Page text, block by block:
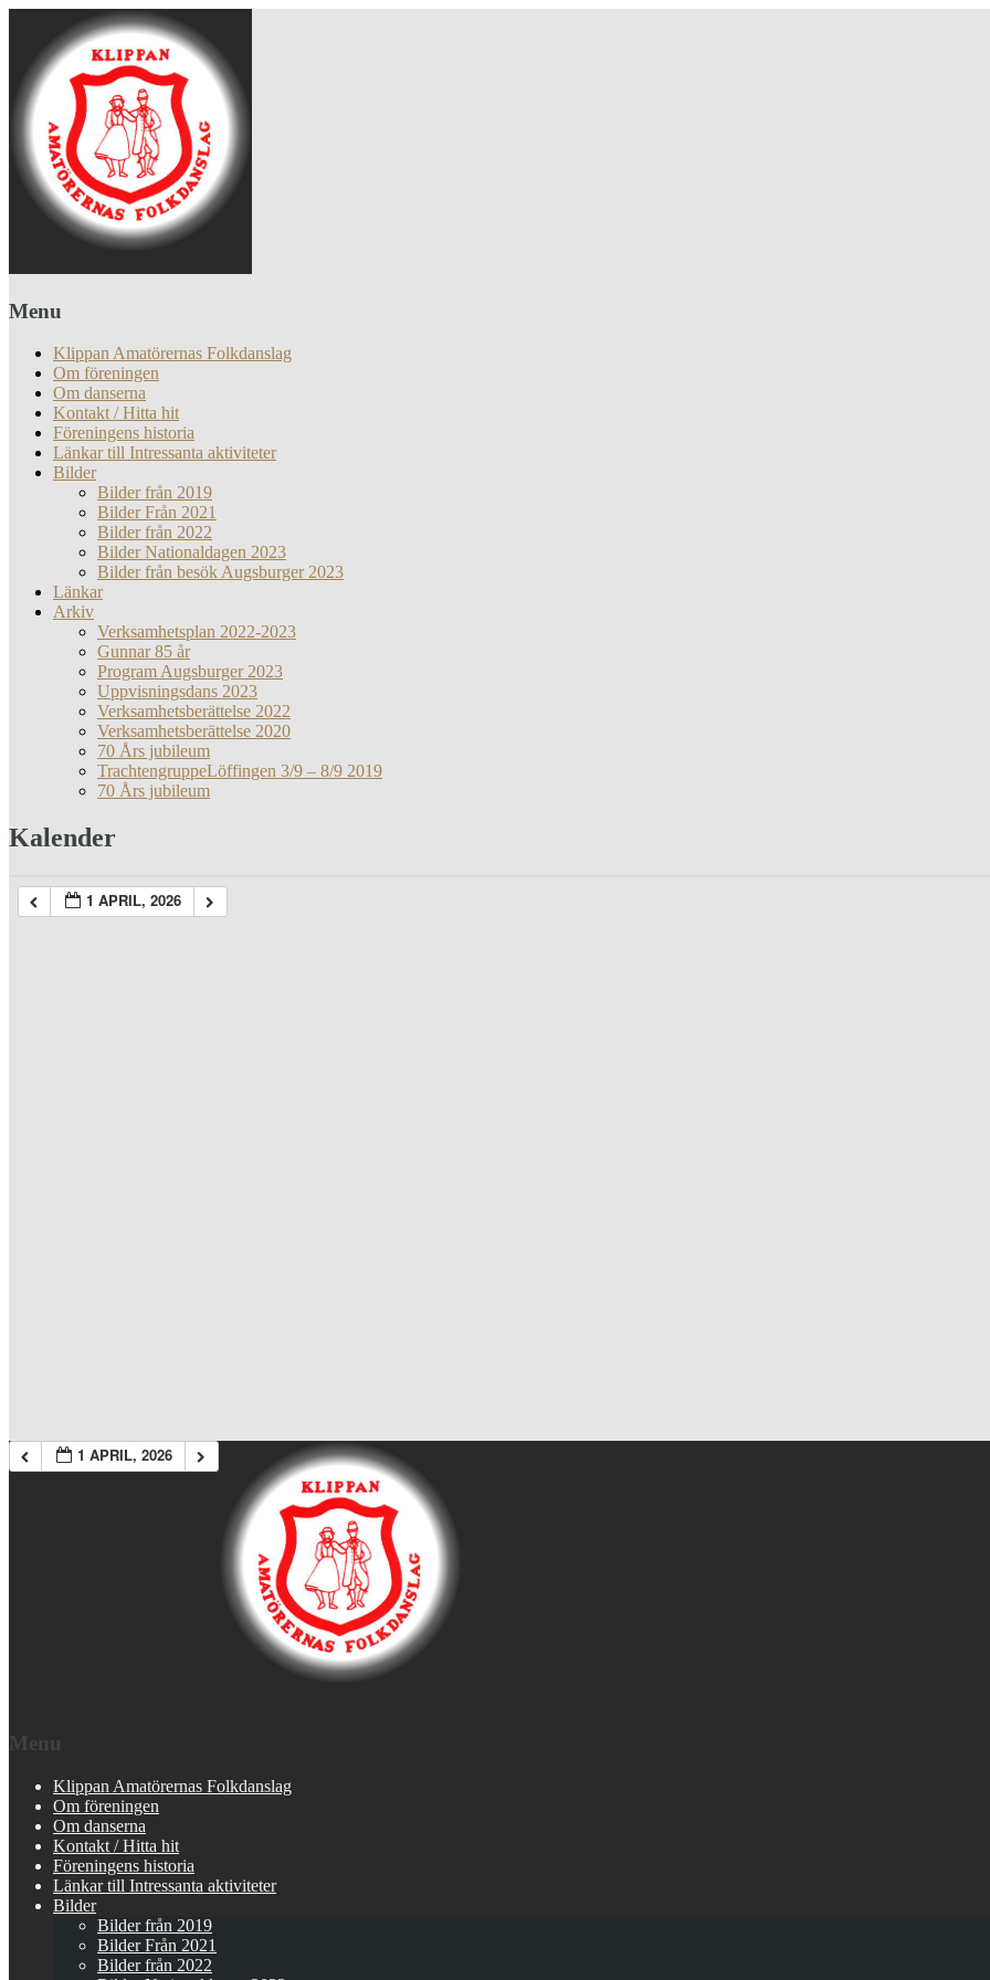
Menu
Klippan Amatörernas Folkdanslag
Om föreningen
Om danserna
Kontakt / Hitta hit
Föreningens historia
Länkar till Intressanta aktiviteter
Bilder
Bilder från 2019
Bilder Från 2021
Bilder från 2022
Bilder Nationaldagen 2023
Bilder från besök Augsburger 2023
Länkar
Arkiv
Verksamhetsplan 2022-2023
Gunnar 85 år
Program Augsburger 2023
Uppvisningsdans 2023
Verksamhetsberättelse 2022
Verksamhetsberättelse 2020
70 Års jubileum
TrachtengruppeLöffingen 3/9 – 8/9 2019
70 Års jubileum
Kalender
1 APRIL, 2026
1 APRIL, 2026
Menu
Klippan Amatörernas Folkdanslag
Om föreningen
Om danserna
Kontakt / Hitta hit
Föreningens historia
Länkar till Intressanta aktiviteter
Bilder
Bilder från 2019
Bilder Från 2021
Bilder från 2022